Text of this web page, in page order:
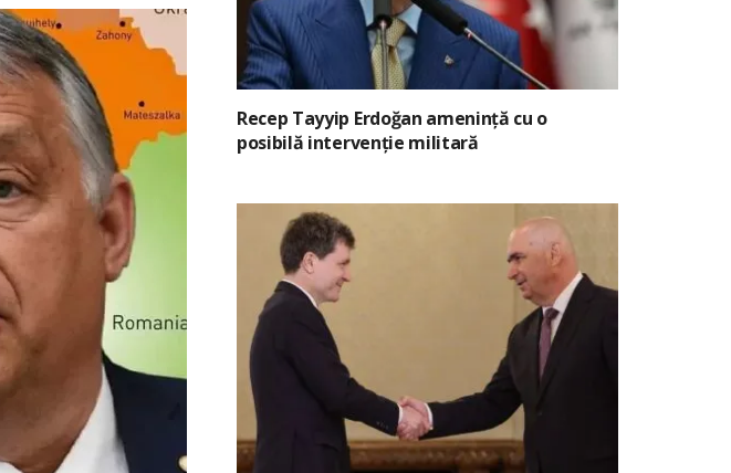
Recep Tayyip Erdoğan amenință cu o
posibilă intervenție militară